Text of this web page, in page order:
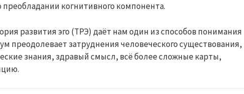
преобладании когнитивного компонента.
развития эго (ТРЭ) даёт нам один из способов понимания
преодолевает затруднения человеческого существования,
знания, здравый смысл, всё более сложные карты,